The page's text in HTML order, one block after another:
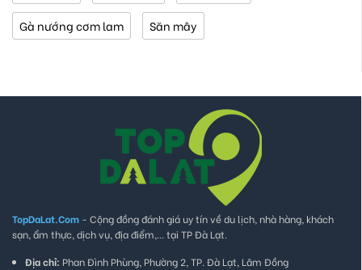
Gà nướng cơm lam Săn mây
TopDaLat.Com - Cộng đồng đánh giá uy tín về du lịch, nhà hàng, khách
sạn, ẩm thực, dịch vụ, địa điểm,... tại TP Đà Lạt.
Địa chỉ: Phan Đình Phùng, Phường 2, TP. Đà Lạt, Lâm Đồng